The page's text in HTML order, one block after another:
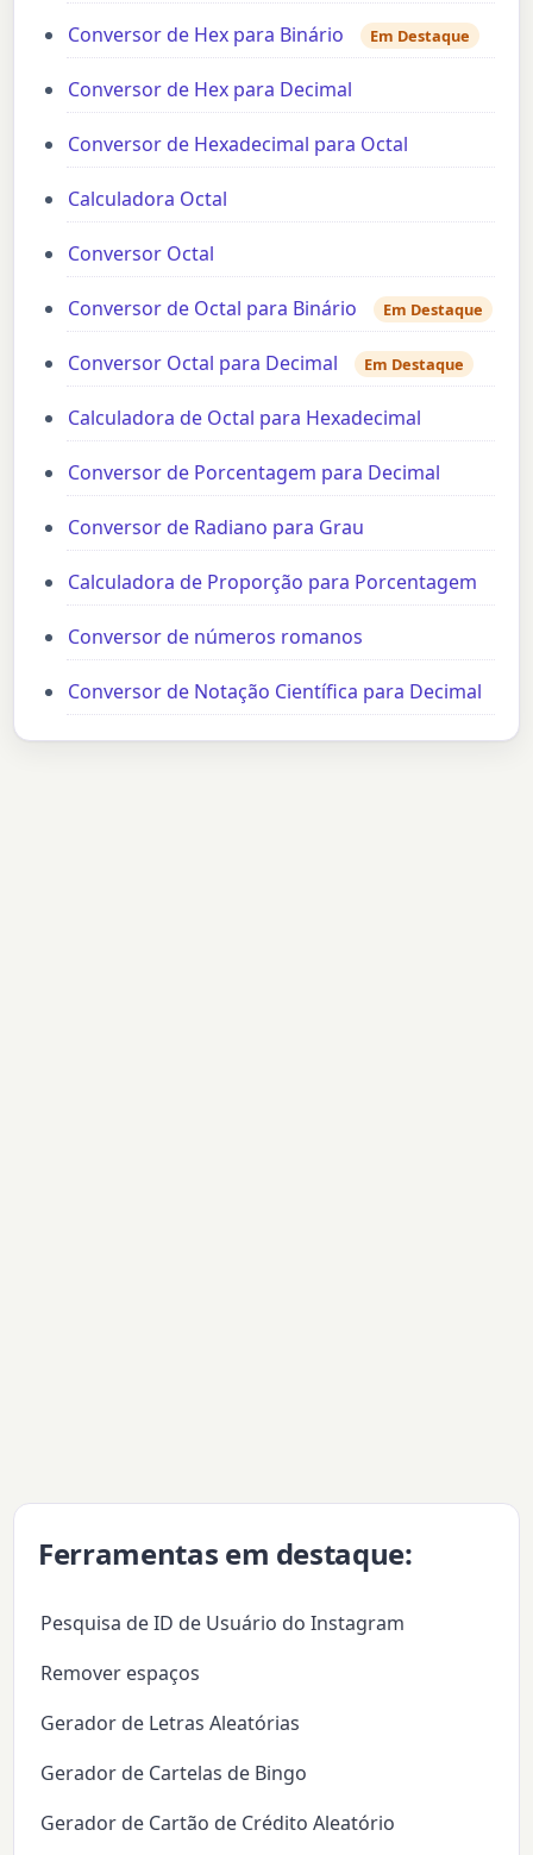
Conversor de Hex para Binário Em Destaque
Conversor de Hex para Decimal
Conversor de Hexadecimal para Octal
Calculadora Octal
Conversor Octal
Conversor de Octal para Binário Em Destaque
Conversor Octal para Decimal Em Destaque
Calculadora de Octal para Hexadecimal
Conversor de Porcentagem para Decimal
Conversor de Radiano para Grau
Calculadora de Proporção para Porcentagem
Conversor de números romanos
Conversor de Notação Científica para Decimal
Ferramentas em destaque:
Pesquisa de ID de Usuário do Instagram
Remover espaços
Gerador de Letras Aleatórias
Gerador de Cartelas de Bingo
Gerador de Cartão de Crédito Aleatório